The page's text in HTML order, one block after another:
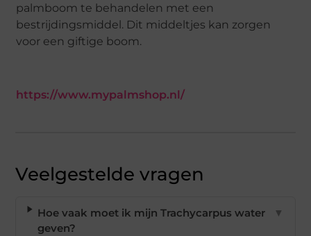
palmboom te behandelen met een
bestrijdingsmiddel. Dit middeltjes kan zorgen
voor een giftige boom.
https://www.mypalmshop.nl/
Veelgestelde vragen
Hoe vaak moet ik mijn Trachycarpus water
geven?
▼